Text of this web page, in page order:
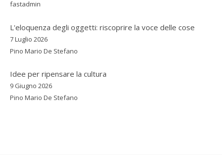
fastadmin
L'eloquenza degli oggetti: riscoprire la voce delle cose
7 Luglio 2026
Pino Mario De Stefano
Idee per ripensare la cultura
9 Giugno 2026
Pino Mario De Stefano